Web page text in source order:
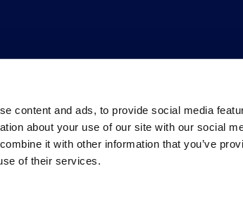
content and ads, to provide social media
about your use of our site with our social
it with other information that you’ve
of their services.